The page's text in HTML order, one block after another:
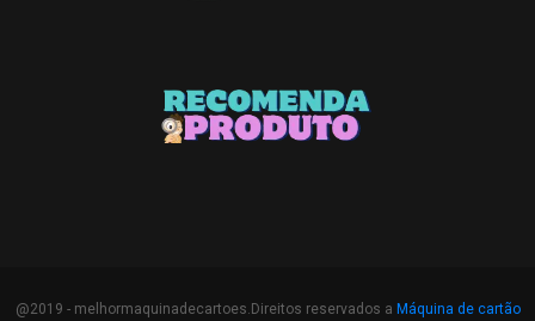
@2019 - melhormaquinadecartoes.Direitos reservados a Máquina de cartão